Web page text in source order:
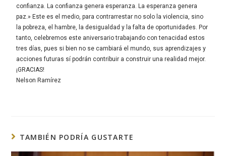
confianza. La confianza genera esperanza. La esperanza genera
paz.» Este es el medio, para contrarrestar no solo la violencia, sino
la pobreza, el hambre, la desigualdad y la falta de oportunidades. Por
tanto, celebremos este aniversario trabajando con tenacidad estos
tres días, pues si bien no se cambiará el mundo, sus aprendizajes y
acciones futuras sí podrán contribuir a construir una realidad mejor.
¡GRACIAS!
Nelson Ramírez
TAMBIÉN PODRÍA GUSTARTE